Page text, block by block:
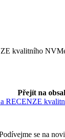
kvalitního
Přejít na
RECENZE
se na